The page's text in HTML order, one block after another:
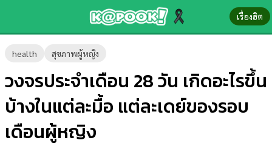
เรื่องฮิต
health สุขภาพผู้หญิง
วงจรประจำเดือน 28 วัน เกิดอะไรขึ้น
บ้างในแต่ละมื้อ แต่ละเดย์ของรอบ
เดือนผู้หญิง
ข่าว-
ความ
รู้